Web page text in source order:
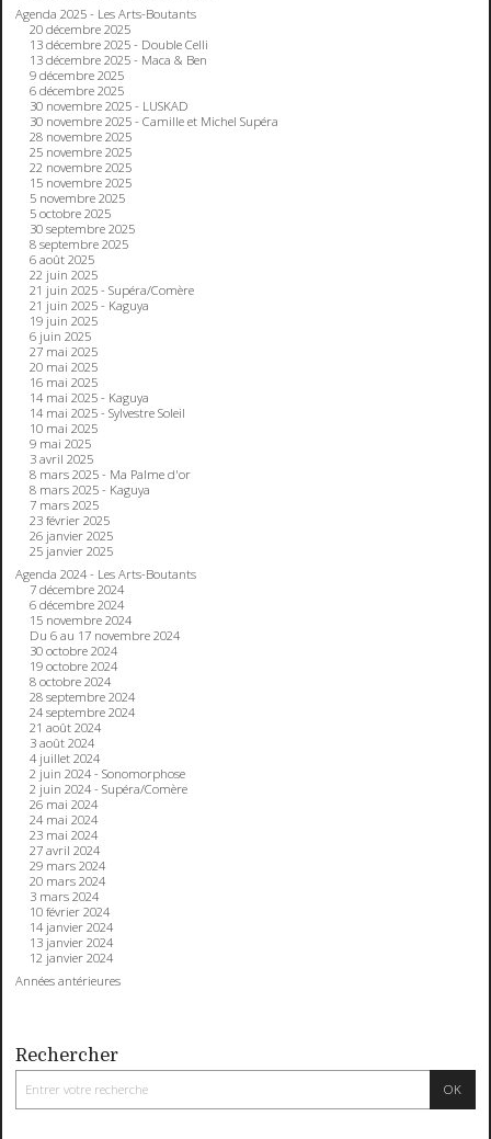
Agenda 2025 - Les Arts-Boutants
20 décembre 2025
13 décembre 2025 - Double Celli
13 décembre 2025 - Maca & Ben
9 décembre 2025
6 décembre 2025
30 novembre 2025 - LUSKAD
30 novembre 2025 - Camille et Michel Supéra
28 novembre 2025
25 novembre 2025
22 novembre 2025
15 novembre 2025
5 novembre 2025
5 octobre 2025
30 septembre 2025
8 septembre 2025
6 août 2025
22 juin 2025
21 juin 2025 - Supéra/Comère
21 juin 2025 - Kaguya
19 juin 2025
6 juin 2025
27 mai 2025
20 mai 2025
16 mai 2025
14 mai 2025 - Kaguya
14 mai 2025 - Sylvestre Soleil
10 mai 2025
9 mai 2025
3 avril 2025
8 mars 2025 - Ma Palme d'or
8 mars 2025 - Kaguya
7 mars 2025
23 février 2025
26 janvier 2025
25 janvier 2025
Agenda 2024 - Les Arts-Boutants
7 décembre 2024
6 décembre 2024
15 novembre 2024
Du 6 au 17 novembre 2024
30 octobre 2024
19 octobre 2024
8 octobre 2024
28 septembre 2024
24 septembre 2024
21 août 2024
3 août 2024
4 juillet 2024
2 juin 2024 - Sonomorphose
2 juin 2024 - Supéra/Comère
26 mai 2024
24 mai 2024
23 mai 2024
27 avril 2024
29 mars 2024
20 mars 2024
3 mars 2024
10 février 2024
14 janvier 2024
13 janvier 2024
12 janvier 2024
Années antérieures
Rechercher